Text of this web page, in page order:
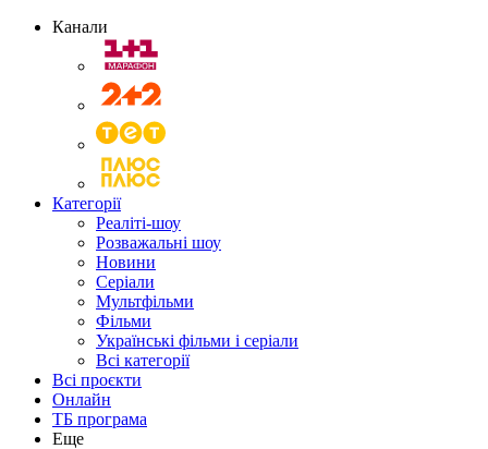
Канали
Категорії
Реаліті-шоу
Розважальні шоу
Новини
Серіали
Мультфільми
Фільми
Українські фільми і серіали
Всі категорії
Всі проєкти
Онлайн
ТБ програма
Еще